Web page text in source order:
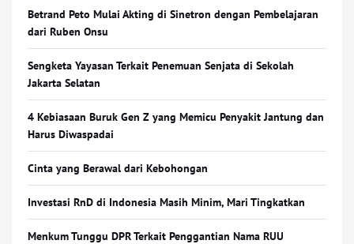
Betrand Peto Mulai Akting di Sinetron dengan Pembelajaran
dari Ruben Onsu
Sengketa Yayasan Terkait Penemuan Senjata di Sekolah
Jakarta Selatan
4 Kebiasaan Buruk Gen Z yang Memicu Penyakit Jantung dan
Harus Diwaspadai
Cinta yang Berawal dari Kebohongan
Investasi RnD di Indonesia Masih Minim, Mari Tingkatkan
Menkum Tunggu DPR Terkait Penggantian Nama RUU